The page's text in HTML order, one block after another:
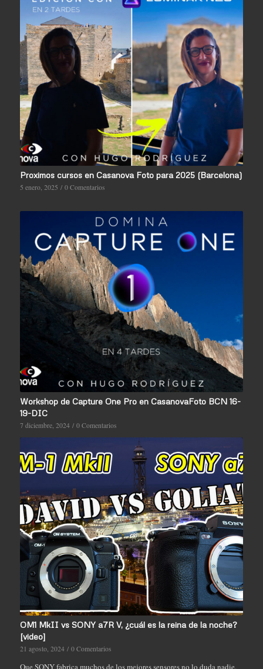
Proximos cursos en Casanova Foto para 2025 (Barcelona)
5 enero, 2025 / 0 Comentarios
Workshop de Capture One Pro en CasanovaFoto BCN 16-
19-DIC
7 diciembre, 2024 / 0 Comentarios
OM1 MkII vs SONY a7R V, ¿cuál es la reina de la noche?
[video]
21 agosto, 2024 / 0 Comentarios
Que SONY fabrica muchos de los mejores sensores no lo duda nadie.